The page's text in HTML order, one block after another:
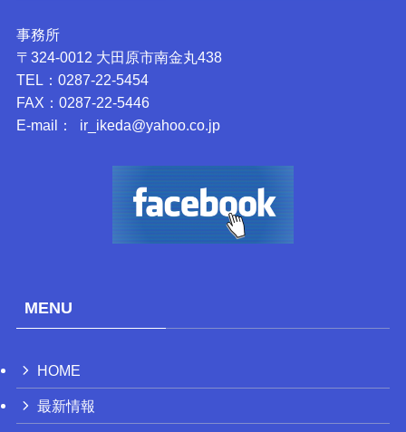
事務所
〒324-0012 大田原市南金丸438
TEL：0287-22-5454
FAX：0287-22-5446
E-mail： ir_ikeda@yahoo.co.jp
MENU
HOME
最新情報